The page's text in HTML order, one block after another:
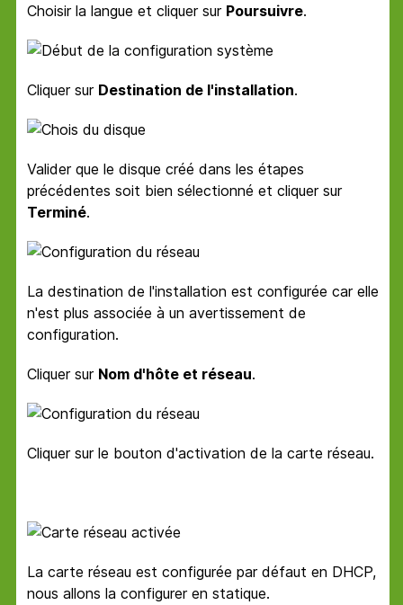
Choisir la langue et cliquer sur Poursuivre.
Cliquer sur Destination de l'installation.
Valider que le disque créé dans les étapes
précédentes soit bien sélectionné et cliquer sur
Terminé.
La destination de l'installation est configurée car elle
n'est plus associée à un avertissement de
configuration.
Cliquer sur Nom d'hôte et réseau.
Cliquer sur le bouton d'activation de la carte réseau.
La carte réseau est configurée par défaut en DHCP,
nous allons la configurer en statique.